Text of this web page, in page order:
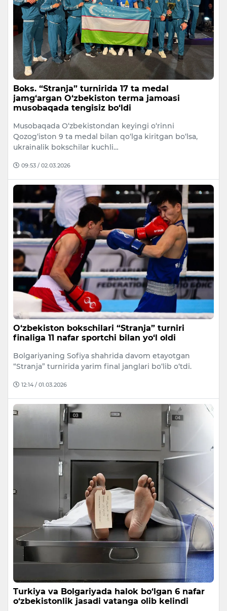
Boks. “Stranja” turnirida 17 ta medal
jamg‘argan O‘zbekiston terma jamoasi
musobaqada tengisiz bo‘ldi
​Musobaqada O‘zbekistondan keyingi o‘rinni
Qozog‘iston 9 ta medal bilan qo‘lga kiritgan bo‘lsa,
ukrainalik bokschilar kuchli…
09:53 / 02.03.2026
O‘zbekiston bokschilari “Stranja” turniri
finaliga 11 nafar sportchi bilan yo‘l oldi
Bolgariyaning Sofiya shahrida davom etayotgan
“Stranja” turnirida yarim final janglari bo‘lib o‘tdi.
12:14 / 01.03.2026
Turkiya va Bolgariyada halok bo‘lgan 6 nafar
o‘zbekistonlik jasadi vatanga olib kelindi